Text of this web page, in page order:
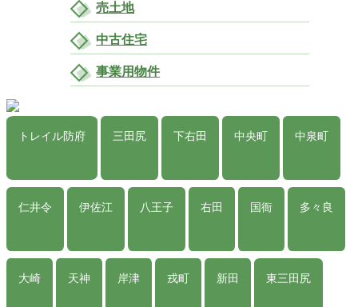
売土地
中古住宅
事業用物件
トレイル防府 三田尻 下右田 中央町 中泉町
仁井令 伊佐江 八王子 右田 国衙 多々良
大崎 天神 岸津 戎町 新田 東三田尻